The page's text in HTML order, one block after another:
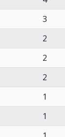
3
2
2
2
1
1